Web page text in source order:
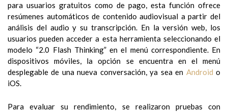
para usuarios gratuitos como de pago, esta función ofrece
resúmenes automáticos de contenido audiovisual a partir del
análisis del audio y su transcripción. En la versión web, los
usuarios pueden acceder a esta herramienta seleccionando el
modelo “2.0 Flash Thinking” en el menú correspondiente. En
dispositivos móviles, la opción se encuentra en el menú
desplegable de una nueva conversación, ya sea en Android o
iOS.
Para evaluar su rendimiento, se realizaron pruebas con